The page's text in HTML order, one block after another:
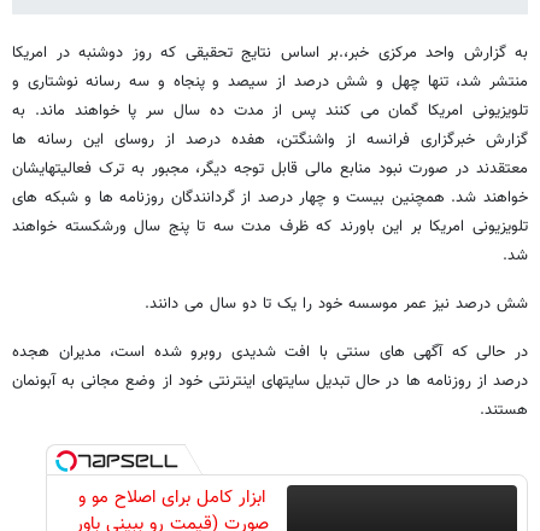
به گزارش واحد مرکزی خبر،.بر اساس نتایج تحقیقی که روز دوشنبه در امریکا
منتشر شد، تنها چهل و شش درصد از سیصد و پنجاه و سه رسانه نوشتاری و
تلویزیونی امریکا گمان می کنند پس از مدت ده سال سر پا خواهند ماند. به
گزارش خبرگزاری فرانسه از واشنگتن، هفده درصد از روسای این رسانه ها
معتقدند در صورت نبود منابع مالی قابل توجه دیگر، مجبور به ترک فعالیتهایشان
خواهند شد. همچنین بیست و چهار درصد از گردانندگان روزنامه ها و شبکه های
تلویزیونی امریکا بر این باورند که ظرف مدت سه تا پنج سال ورشکسته خواهند
شد.
شش درصد نیز عمر موسسه خود را یک تا دو سال می دانند.
در حالی که آگهی های سنتی با افت شدیدی روبرو شده است، مدیران هجده
درصد از روزنامه ها در حال تبدیل سایتهای اینترنتی خود از وضع مجانی به آبونمان
هستند.
ابزار کامل برای اصلاح مو و
صورت (قیمت رو ببینی باور